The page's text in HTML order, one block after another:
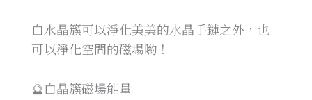
白水晶簇可以淨化美美的水晶手鏈之外，也
可以淨化空間的磁場喲！
🔮白晶簇磁場能量